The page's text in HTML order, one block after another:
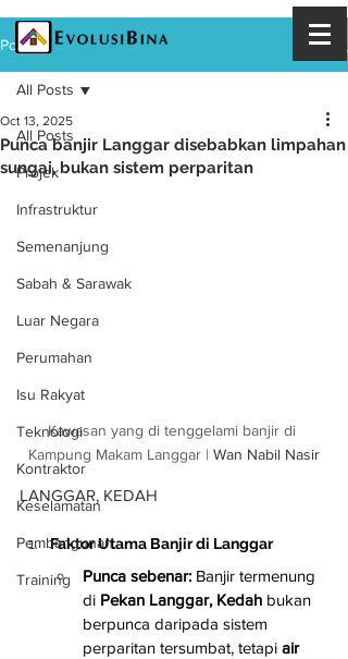
Post
All Posts
Projek
Infrastruktur
Semenanjung
Sabah & Sarawak
Luar Negara
Perumahan
Isu Rakyat
Teknologi
Kontraktor
Keselamatan
Pembangunan
Training
All Posts
Punca banjir Langgar disebabkan limpahan
sungai, bukan sistem perparitan
Oct 13, 2025
Kawasan yang di tenggelami banjir di
Kampung Makam Langgar | Wan Nabil Nasir
LANGGAR, KEDAH
Faktor Utama Banjir di Langgar
Punca sebenar: Banjir termenung
di Pekan Langgar, Kedah bukan
berpunca daripada sistem
perparitan tersumbat, tetapi air